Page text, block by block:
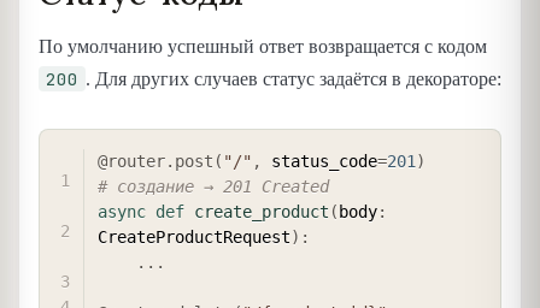
По умолчанию успешный ответ возвращается с кодом
200 . Для других случаев статус задаётся в декораторе:
@router. post ( "/" , status_code=201 )
# создание → 201 Created
async def create_product ( body:
CreateProductRequest) :
. . .